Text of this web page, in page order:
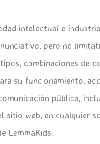
intelectual e
pero no
combinaciones de
su funcionamiento,
pública,
web, en cualquier
LemmaKids.